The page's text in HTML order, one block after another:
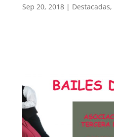
Sep 20, 2018| Destacadas,